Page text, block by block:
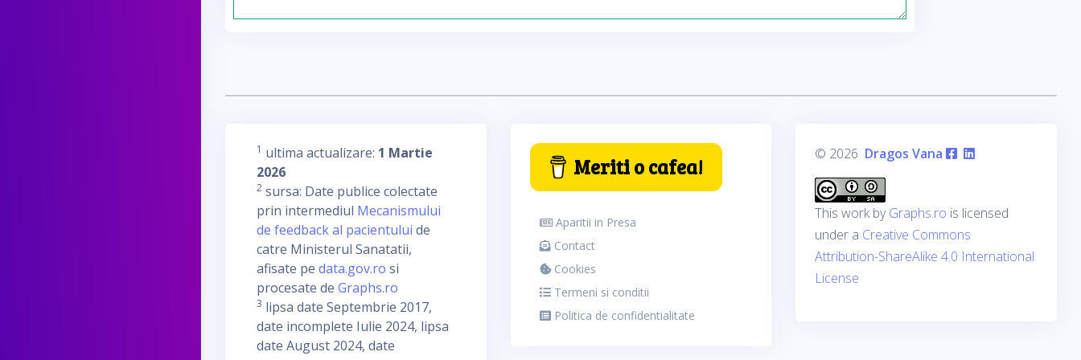
1 ultima actualizare: 1 Martie
2026
2 sursa: Date publice colectate
prin intermediul Mecanismului
de feedback al pacientului de
catre Ministerul Sanatatii,
afisate pe data.gov.ro si
procesate de Graphs.ro
3 lipsa date Septembrie 2017,
date incomplete Iulie 2024, lipsa
date August 2024, date
Meriti o cafea!
Aparitii in Presa
Contact
Cookies
Termeni si conditii
Politica de confidentialitate
© 2026 Dragos Vana
This work byGraphs.ro is licensed
under a Creative Commons
Attribution-ShareAlike 4.0 International
License